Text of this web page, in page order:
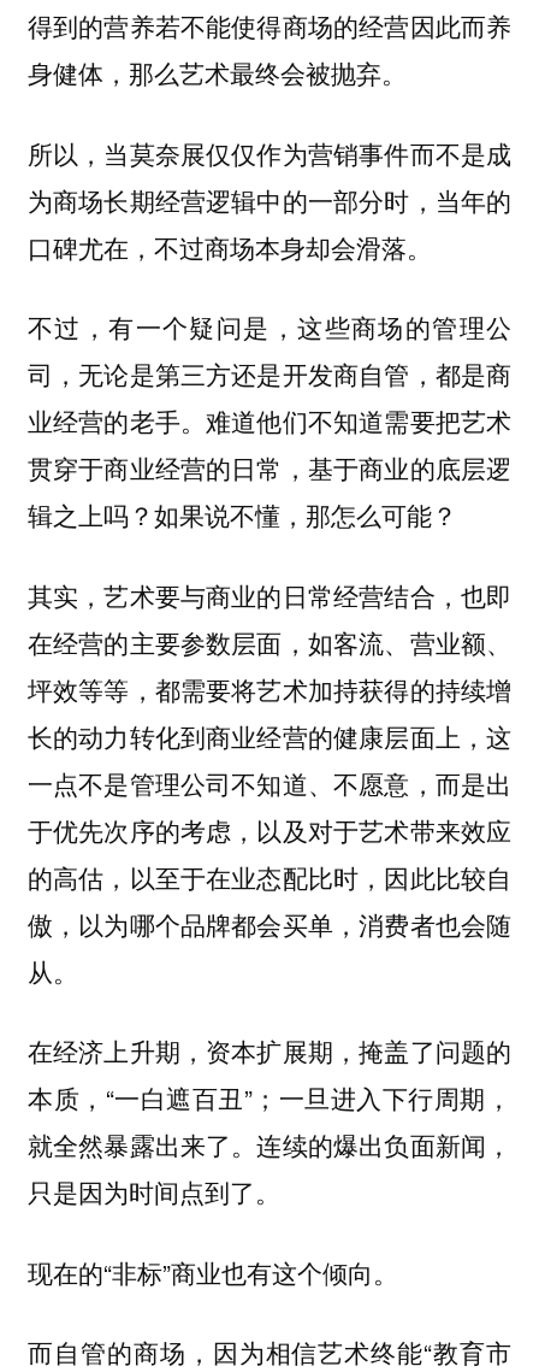
得到的营养若不能使得商场的经营因此而养
身健体，那么艺术最终会被抛弃。
所以，当莫奈展仅仅作为营销事件而不是成
为商场长期经营逻辑中的一部分时，当年的
口碑尤在，不过商场本身却会滑落。
不过，有一个疑问是，这些商场的管理公
司，无论是第三方还是开发商自管，都是商
业经营的老手。难道他们不知道需要把艺术
贯穿于商业经营的日常，基于商业的底层逻
辑之上吗？如果说不懂，那怎么可能？
其实，艺术要与商业的日常经营结合，也即
在经营的主要参数层面，如客流、营业额、
坪效等等，都需要将艺术加持获得的持续增
长的动力转化到商业经营的健康层面上，这
一点不是管理公司不知道、不愿意，而是出
于优先次序的考虑，以及对于艺术带来效应
的高估，以至于在业态配比时，因此比较自
傲，以为哪个品牌都会买单，消费者也会随
从。
在经济上升期，资本扩展期，掩盖了问题的
本质，“一白遮百丑”；一旦进入下行周期，
就全然暴露出来了。连续的爆出负面新闻，
只是因为时间点到了。
现在的“非标”商业也有这个倾向。
而自管的商场，因为相信艺术终能“教育市